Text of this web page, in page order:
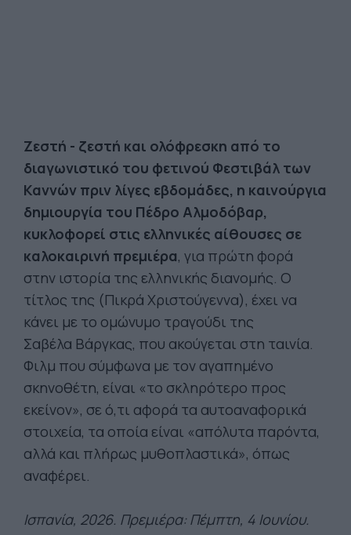
Ζεστή - ζεστή και ολόφρεσκη από το
διαγωνιστικό του φετινού Φεστιβάλ των
Καννών πριν λίγες εβδομάδες, η καινούργια
δημιουργία του Πέδρο Αλμοδόβαρ,
κυκλοφορεί στις ελληνικές αίθουσες σε
καλοκαιρινή πρεμιέρα, για πρώτη φορά
στην ιστορία της ελληνικής διανομής. Ο
τίτλος της (Πικρά Χριστούγεννα), έχει να
κάνει με το ομώνυμο τραγούδι της
Σαβέλα Βάργκας, που ακούγεται στη ταινία.
Φιλμ που σύμφωνα με τον αγαπημένο
σκηνοθέτη, είναι «το σκληρότερο προς
εκείνον», σε ό,τι αφορά τα αυτοαναφορικά
στοιχεία, τα οποία είναι «απόλυτα παρόντα,
αλλά και πλήρως μυθοπλαστικά», όπως
αναφέρει.
Ισπανία, 2026. Πρεμιέρα: Πέμπτη, 4 Ιουνίου.